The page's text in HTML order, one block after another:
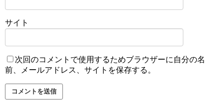
サイト
次回のコメントで使用するためブラウザーに自分の名
前、メールアドレス、サイトを保存する。